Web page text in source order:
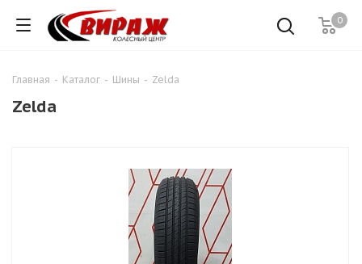
0
Главная - Каталог - Шины - Zelda
Zelda